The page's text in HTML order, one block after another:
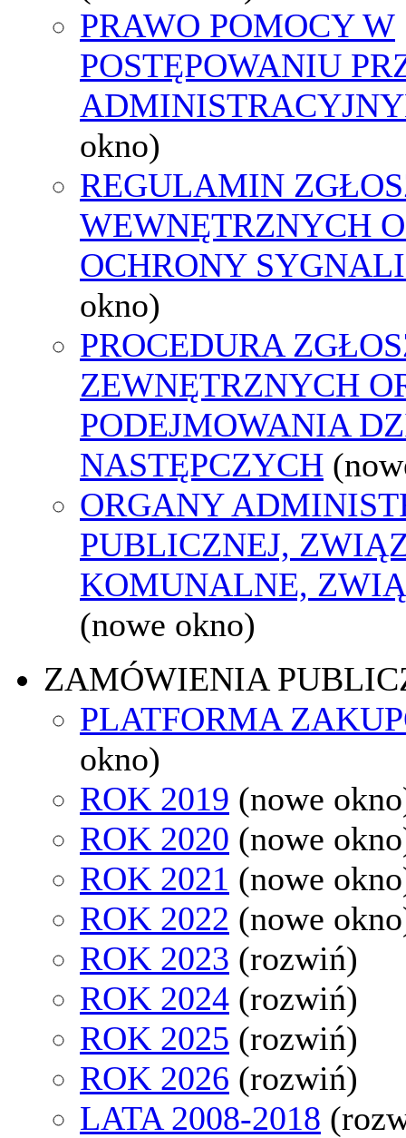
PRAWO POMOCY W
POSTĘPOWANIU
okno)
REGULAMIN
WEWNĘTRZNYCH
OCHRONY
okno)
PROCEDURA
ZEWNĘTRZNYCH
PODEJMOWANIA
NASTĘPCZYCH
ORGANY
PUBLICZNEJ,
KOMUNALNE,
(nowe okno)
ZAMÓWIENIA
PLATFORMA
okno)
ROK 2019 (nowe
ROK 2020 (nowe
ROK 2021 (nowe
ROK 2022 (nowe
ROK 2023 (rozwiń)
ROK 2024 (rozwiń)
ROK 2025 (rozwiń)
ROK 2026 (rozwiń)
LATA 2008-2018